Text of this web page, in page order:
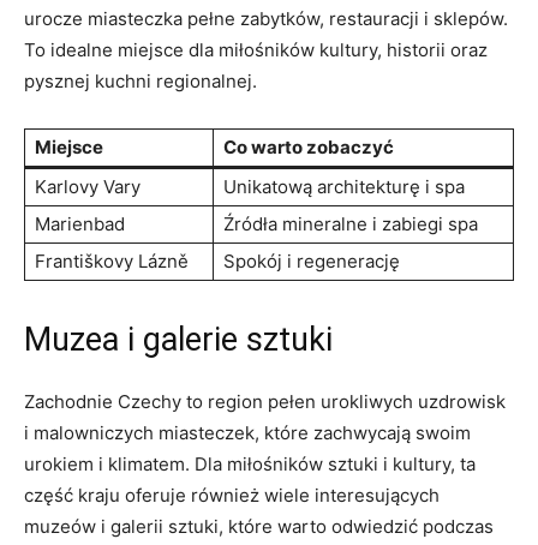
urocze miasteczka ⁢pełne zabytków, restauracji i sklepów.
To‍ idealne miejsce dla miłośników‌ kultury, historii⁤ oraz
pysznej kuchni regionalnej.
Miejsce
Co warto zobaczyć
Karlovy Vary
Unikatową architekturę i spa
Marienbad
Źródła mineralne i zabiegi spa
Františkovy ⁤Lázně
Spokój i regenerację
Muzea⁣ i galerie sztuki
Zachodnie Czechy to region pełen urokliwych uzdrowisk
i malowniczych miasteczek, które zachwycają swoim
urokiem ‍i ⁢klimatem. ⁤Dla‍ miłośników sztuki i kultury,​ ta
część kraju oferuje również wiele interesujących
muzeów ⁣i ​galerii sztuki,⁣ które‌ warto odwiedzić podczas